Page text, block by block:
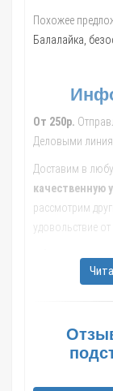
Похожее
Балалайка,
От 250р.
Деловыми
Доставим в
качественную
рассмотрим
удовольствие
транспортной
Екатеринбург;
Омск; Ростов-